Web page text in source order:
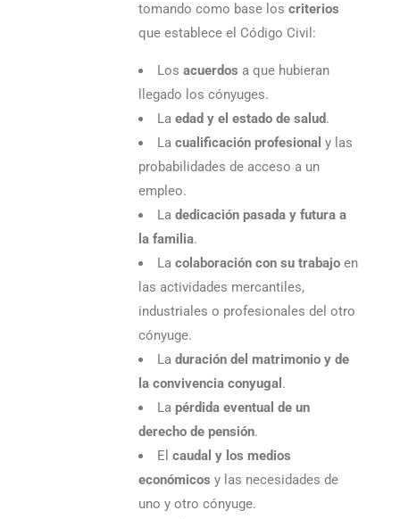
tomando como base los criterios
que establece el Código Civil:
Los acuerdos a que hubieran
llegado los cónyuges.
La edad y el estado de salud.
La cualificación profesional y las
probabilidades de acceso a un
empleo.
La dedicación pasada y futura a
la familia.
La colaboración con su trabajo en
las actividades mercantiles,
industriales o profesionales del otro
cónyuge.
La duración del matrimonio y de
la convivencia conyugal .
La pérdida eventual de un
derecho de pensión.
El caudal y los medios
económicos y las necesidades de
uno y otro cónyuge.